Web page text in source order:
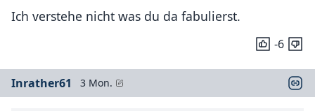
Ich verstehe nicht was du da fabulierst.
-6
Inrather61 3 Mon.